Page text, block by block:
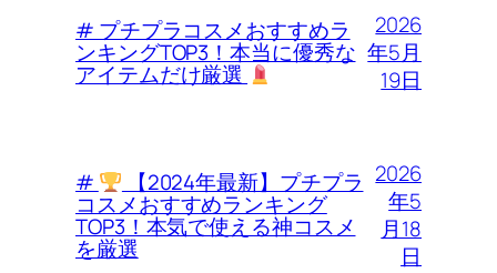
# プチプラコスメおすすめラ
ンキングTOP3！本当に優秀な
アイテムだけ厳選
2026
年5月
19日
# 【2024年最新】プチプラ
コスメおすすめランキング
TOP3！本気で使える神コスメ
を厳選
2026
年5
月18
日